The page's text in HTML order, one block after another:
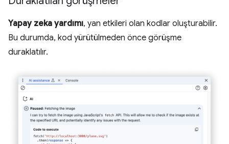
Yapay zeka yardımı, yan etkileri olan kodlar oluşturabilir.
Bu durumda, kod yürütülmeden önce görüşme
duraklatılır.